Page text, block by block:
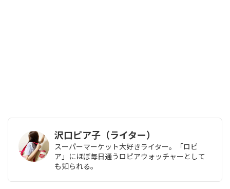
沢口ピア子（ライター）
スーパーマーケット大好きライター。「ロピ
ア」にほぼ毎日通うロピアウォッチャーとして
も知られる。